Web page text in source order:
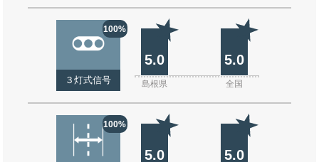
100%
３灯式信号
5.0 5.0
島根県 全国
100%
5.0 5.0